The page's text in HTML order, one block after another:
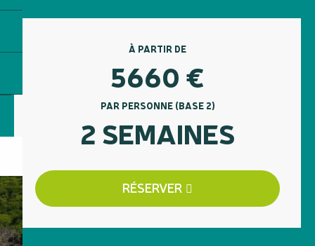
À PARTIR DE
5660 €
PAR PERSONNE (BASE 2)
2 SEMAINES
RÉSERVER